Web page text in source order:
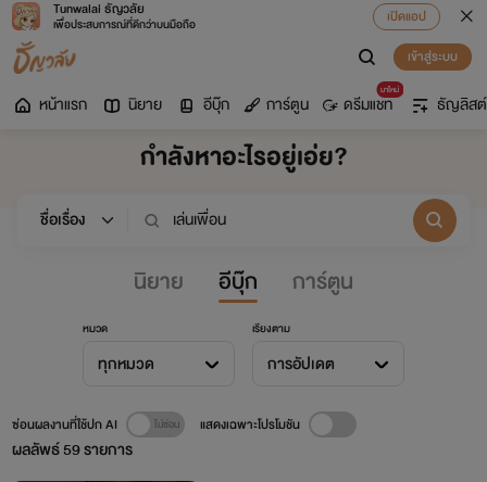
Tunwalai ธัญวลัย
เพื่อประสบการณ์ที่ดีกว่าบนมือถือ
เปิดแอป
เข้าสู่ระบบ
หน้าแรก นิยาย อีบุ๊ก การ์ตูน
มาใหม่
ดรีมแชท ธัญลิสต์
กำลังหาอะไรอยู่เอ่ย?
นิยาย อีบุ๊ก การ์ตูน
หมวด
ทุกหมวด
เรียงตาม
การอัปเดต
ผลลัพธ์59รายการ
ซ่อนผลงานที่ใช้ปก AI แสดงเฉพาะโปรโมชัน